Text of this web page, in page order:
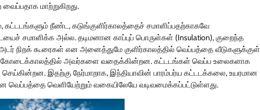
மாற்றுகிறது.
கட்டடங்களும் நீண்ட, கடுங்குளிர்காலத்தைச் சமாளிப்பதற்காகவே
சமாளிக்க அல்ல. தடிமனான காப்புப் பொருள்கள் (Insulation), குறைந்த
நிறக் கூரைகள் என அனைத்துமே குளிர்காலத்தில் வெப்பத்தை வீடுகளுக்குள்
அவர்களை வதைக்கின்றன. கட்டடங்கள் வெப்ப உலைகளாக
செய்கின்றன. இதற்கு நேர்மாறாக, இந்தியாவின் பாரம்பர்ய கட்டடக்கலை, உயரமான
வெப்பத்தை வெளியேற்றும் வகையிலேயே வடிவமைக்கப்பட்டுள்ளது.